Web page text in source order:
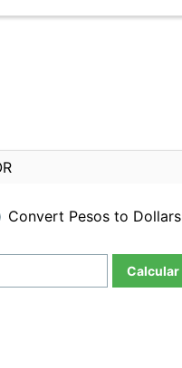
Convert Pesos to Dollars
Calcular